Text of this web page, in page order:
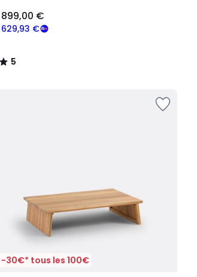
629,93 €
899,00 €
5
/
-30€* tous les 100€